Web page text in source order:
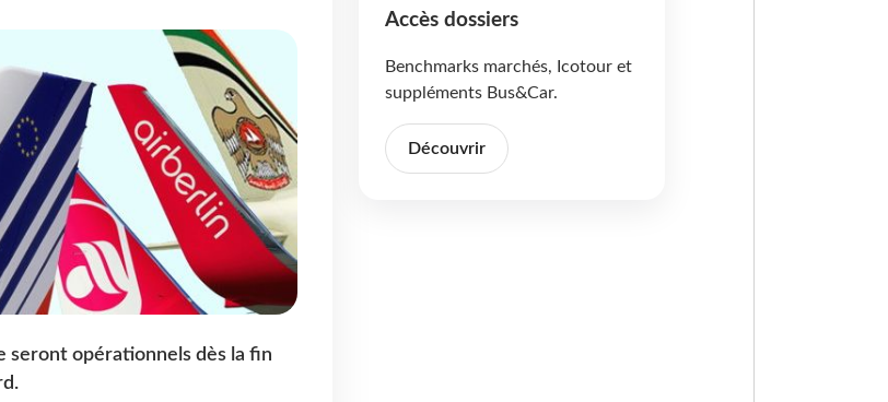
seront opérationnels dès la fin
Accès dossiers
Benchmarks marchés, Icotour et
suppléments Bus&Car.
Découvrir